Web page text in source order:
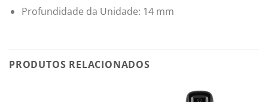
Profundidade da Unidade: 14 mm
PRODUTOS RELACIONADOS